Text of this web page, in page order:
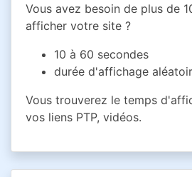
Vous avez besoin de plus de
afficher votre site ?
10 à 60 secondes
durée d'affichage
Vous trouverez le temps
vos liens PTP, vidéos.